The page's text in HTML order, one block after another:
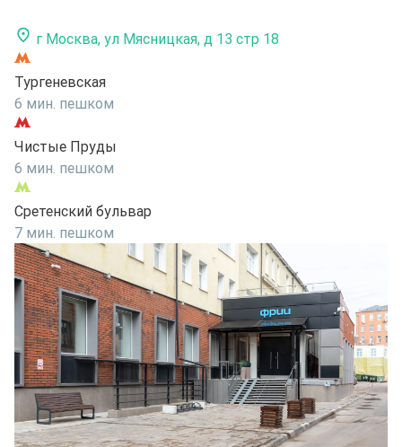
г Москва, ул Мясницкая, д 13 стр 18
Тургеневская
6 мин. пешком
Чистые Пруды
6 мин. пешком
Сретенский бульвар
7 мин. пешком